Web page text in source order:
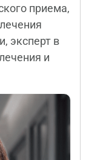
приема,
эксперт в
и